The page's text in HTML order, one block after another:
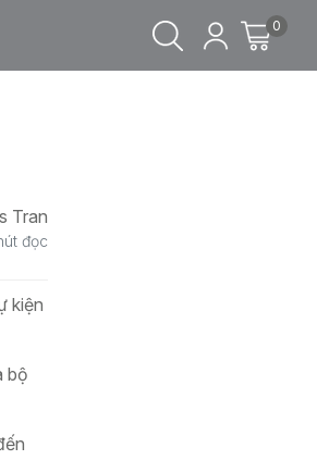
0
Tran
đọc
kiện
bộ